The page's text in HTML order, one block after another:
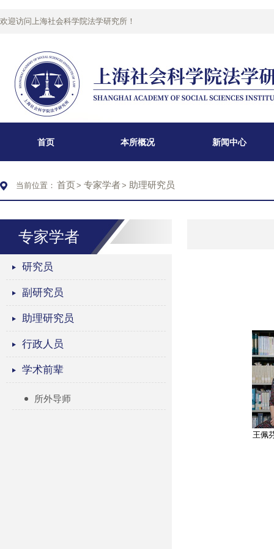
欢迎访问上海社会科学院法学研究所！
首页 本所概况 新闻中心
当前位置： 首页> 专家学者> 助理研究员
专家学者
研究员
副研究员
助理研究员
行政人员
学术前辈
所外导师
王佩